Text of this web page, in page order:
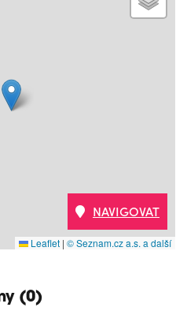
Leaflet | © Seznam.cz a.s. a další
NAVIGOVAT
(0)